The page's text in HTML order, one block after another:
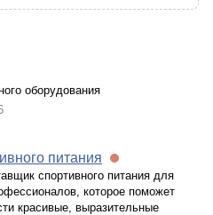
оборудования
питания
спортивного питания для
которое поможет
красивые, выразительные